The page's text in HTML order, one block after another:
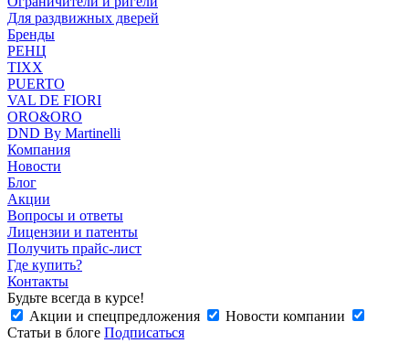
Для раздвижных дверей
Бренды
РЕНЦ
TIXX
PUERTO
VAL DE FIORI
ORO&ORO
DND By Martinelli
Компания
Новости
Блог
Акции
Вопросы и ответы
Лицензии и патенты
Получить прайс-лист
Где купить?
Контакты
Будьте всегда в курсе!
Акции и спецпредложения
Новости компании
Статьи в блоге Подписаться